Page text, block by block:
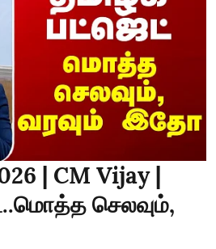
| CM Vijay |
செலவும்,